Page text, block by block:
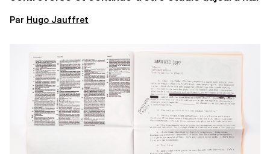
Par Hugo Jauffret